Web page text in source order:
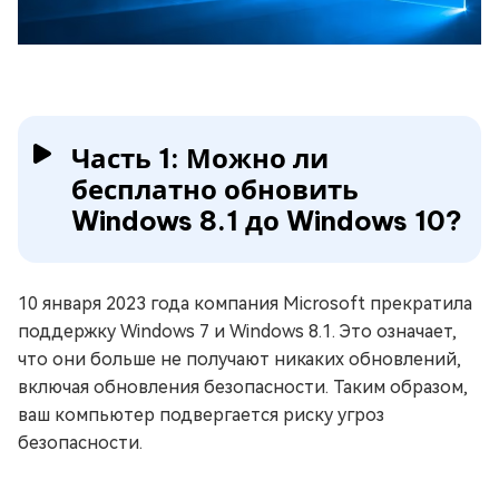
Часть 1: Можно ли
бесплатно обновить
Windows 8.1 до Windows 10?
10 января 2023 года компания Microsoft прекратила
поддержку Windows 7 и Windows 8.1. Это означает,
что они больше не получают никаких обновлений,
включая обновления безопасности. Таким образом,
ваш компьютер подвергается риску угроз
безопасности.